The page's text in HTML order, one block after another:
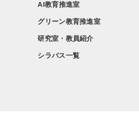
AI教育推進室
グリーン教育推進室
研究室・教員紹介
シラバス一覧